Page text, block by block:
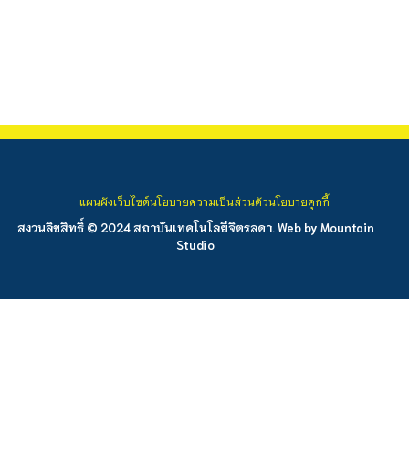
สงวนลิขสิทธิ์ © 2024 สถาบันเทคโนโลยีจิตรลดา. Web by Mountain
Studio
แผนผังเว็บไซต์นโยบายความเป็นส่วนตัวนโยบายคุกกี้